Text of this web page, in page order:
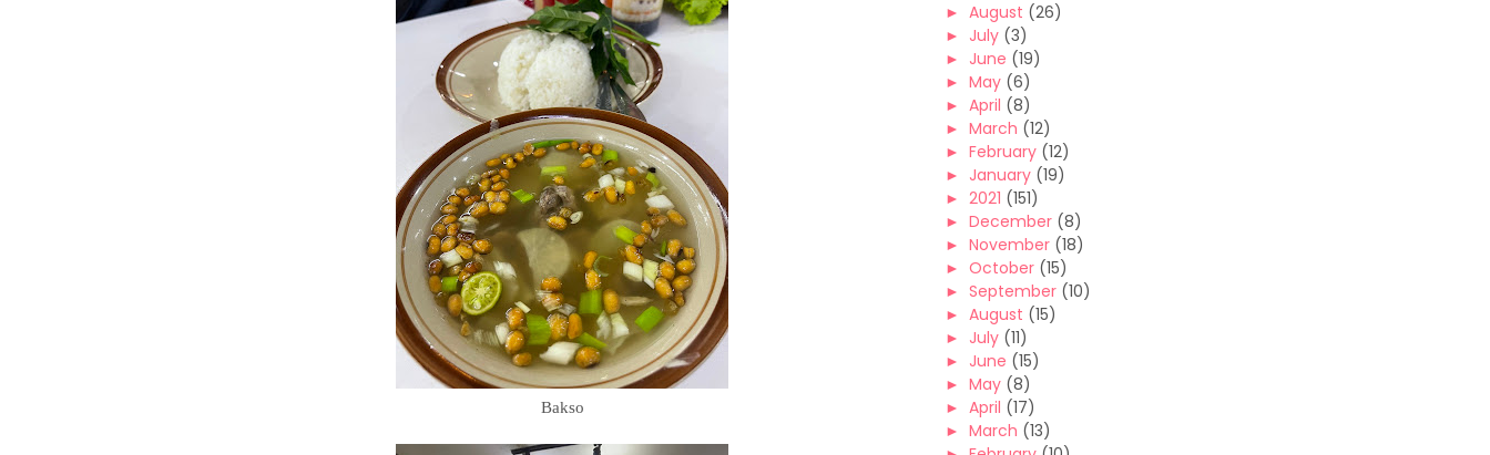
Bakso
► August (26)
► July (3)
► June (19)
► May (6)
► April (8)
► March (12)
► February (12)
► January (19)
► 2021 (151)
► December (8)
► November (18)
► October (15)
► September (10)
► August (15)
► July (11)
► June (15)
► May (8)
► April (17)
► March (13)